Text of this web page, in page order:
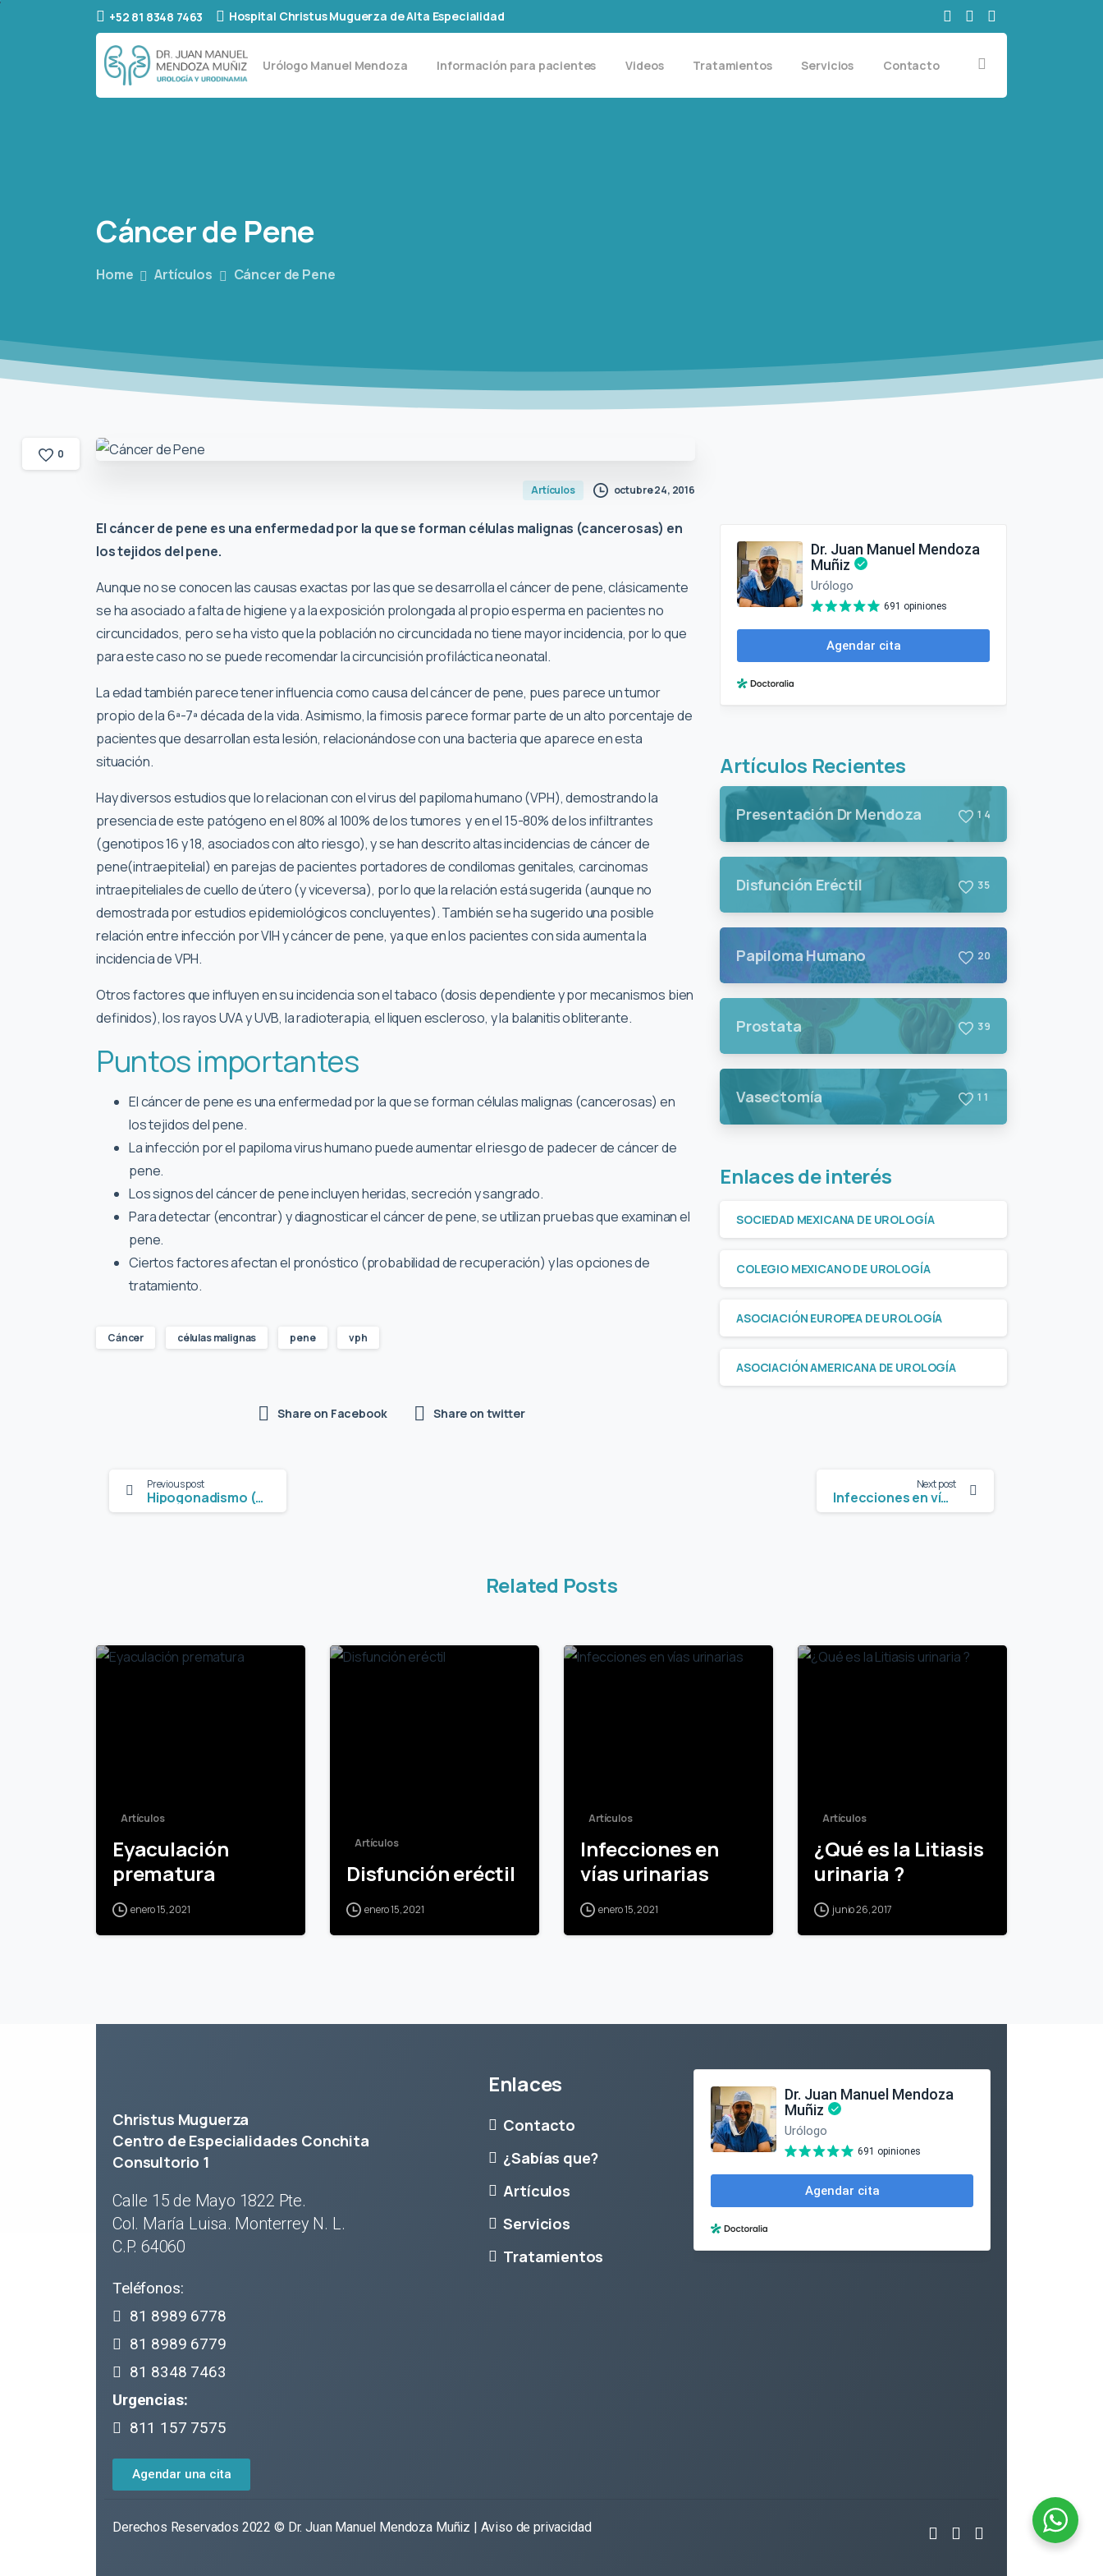
+52 81 8348 7463 Hospital Christus Muguerza de Alta Especialidad
Urólogo Manuel Mendoza Información para pacientes Videos Tratamientos Servicios Contacto
Cáncerde Pene
Home Artículos Cáncer de Pene
Artículos octubre 24, 2016
El cáncer de pene es una enfermedad por la que se forman células malignas (cancerosas) en
los tejidos del pene.
Aunque no se conocen las causas exactas por las que se desarrolla el cáncer de pene, clásicamente
se ha asociado a falta de higiene y a la exposición prolongada al propio esperma en pacientes no
circuncidados, pero se ha visto que la población no circuncidada no tiene mayor incidencia, por lo que
para este caso no se puede recomendar la circuncisión profiláctica neonatal.
La edad también parece tener influencia como causa del cáncer de pene, pues parece un tumor
propio de la 6ª-7ª década de la vida. Asimismo, la fimosis parece formar parte de un alto porcentaje de
pacientes que desarrollan esta lesión, relacionándose con una bacteria que aparece en esta
situación.
Hay diversos estudios que lo relacionan con el virus del papiloma humano (VPH), demostrando la
presencia de este patógeno en el 80% al 100% de los tumores y en el 15-80% de los infiltrantes
(genotipos 16 y 18, asociados con alto riesgo), y se han descrito altas incidencias de cáncer de
pene(intraepitelial) en parejas de pacientes portadores de condilomas genitales, carcinomas
intraepiteliales de cuello de útero (y viceversa), por lo que la relación está sugerida (aunque no
demostrada por estudios epidemiológicos concluyentes). También se ha sugerido una posible
relación entre infección por VIH y cáncer de pene, ya que en los pacientes con sida aumenta la
incidencia de VPH.
Otros factores que influyen en su incidencia son el tabaco (dosis dependiente y por mecanismos bien
definidos), los rayos UVA y UVB, la radioterapia, el liquen escleroso, y la balanitis obliterante.
Puntos importantes
El cáncer de pene es una enfermedad por la que se forman células malignas (cancerosas) en
los tejidos del pene.
La infección por el papiloma virus humano puede aumentar el riesgo de padecer de cáncer de
pene.
Los signos del cáncer de pene incluyen heridas, secreción y sangrado.
Para detectar (encontrar) y diagnosticar el cáncer de pene, se utilizan pruebas que examinan el
pene.
Ciertos factores afectan el pronóstico (probabilidad de recuperación) y las opciones de
tratamiento.
Cáncer células malignas pene vph
0
Share on Facebook Share on twitter
Artículos Recientes
Presentación Dr Mendoza 1 4
Disfunción Eréctil 35
Papiloma Humano 20
Prostata 39
Vasectomía 1 1
Enlaces de interés
SOCIEDAD MEXICANA DE UROLOGÍA
COLEGIO MEXICANO DE UROLOGÍA
ASOCIACIÓN EUROPEA DE UROLOGÍA
ASOCIACIÓN AMERICANA DE UROLOGÍA
Previous post
Hipogonadismo (Deficiencia de Testosterona)
Next post
Infecciones en vías urinarias
Related Posts
Artículos
Eyaculación
prematura
enero 15, 2021
Artículos
Disfunción eréctil
enero 15, 2021
Artículos
Infecciones en
vías urinarias
enero 15, 2021
Artículos
¿Qué es la Litiasis
urinaria ?
junio 26, 2017
Christus Muguerza
Centro de Especialidades Conchita
Consultorio 1
Calle 15 de Mayo 1822 Pte.
Col. María Luisa. Monterrey N. L.
C.P. 64060
Teléfonos:
81 8989 6778
81 8989 6779
81 8348 7463
Urgencias:
811 157 7575
Agendar una cita
Enlaces
Contacto
¿Sabías que?
Artículos
Servicios
Tratamientos
Derechos Reservados 2022 © Dr. Juan Manuel Mendoza Muñiz | Aviso de privacidad